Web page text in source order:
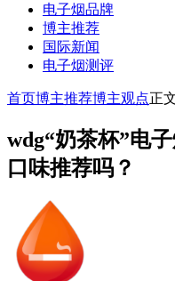
电子烟品牌
博主推荐
国际新闻
电子烟测评
首页博主推荐博主观点正
wdg“奶茶杯”电
口味推荐吗？